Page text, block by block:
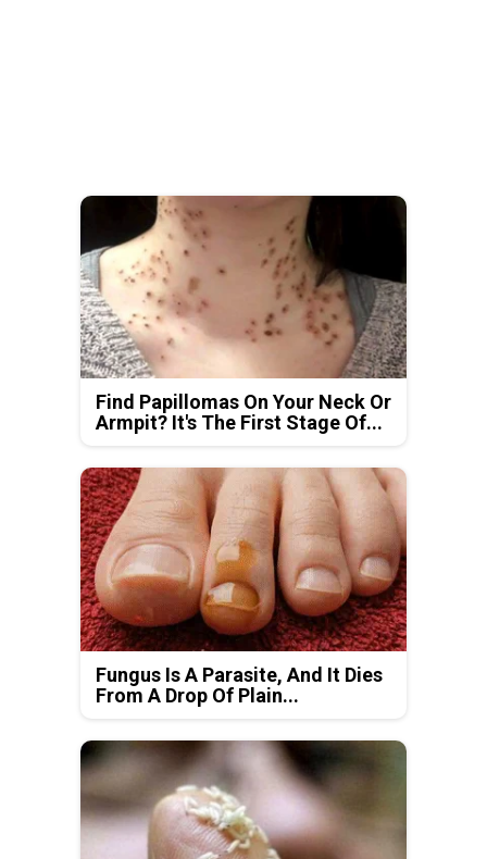
Find Papillomas On Your Neck Or
Armpit? It's The First Stage Of...
Fungus Is A Parasite, And It Dies
From A Drop Of Plain...